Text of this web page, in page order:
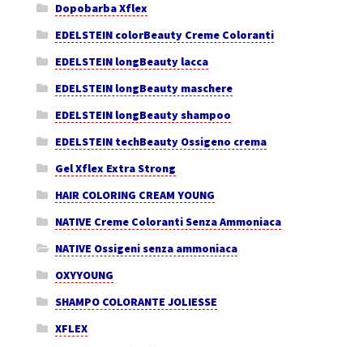
Dopobarba Xflex
EDELSTEIN colorBeauty Creme Coloranti
EDELSTEIN longBeauty lacca
EDELSTEIN longBeauty maschere
EDELSTEIN longBeauty shampoo
EDELSTEIN techBeauty Ossigeno crema
Gel Xflex Extra Strong
HAIR COLORING CREAM YOUNG
NATIVE Creme Coloranti Senza Ammoniaca
NATIVE Ossigeni senza ammoniaca
OXYYOUNG
SHAMPO COLORANTE JOLIESSE
XFLEX